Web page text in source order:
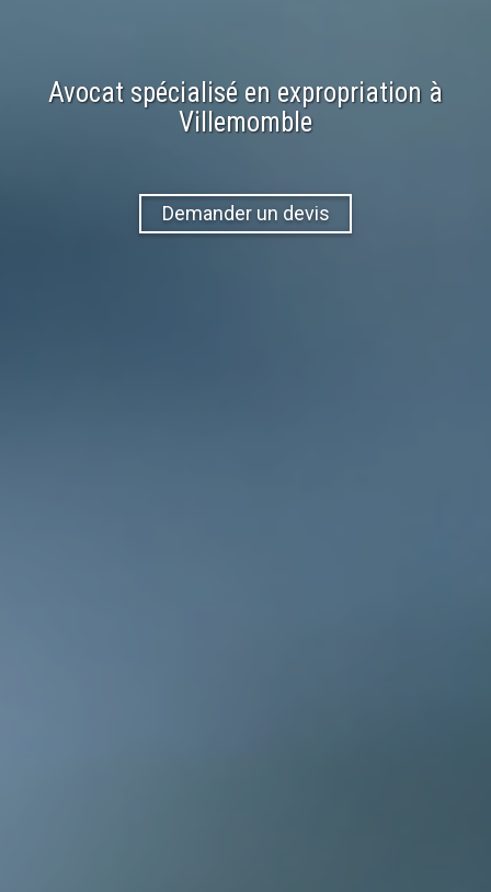
Avocat spécialisé en expropriation à
Villemomble
Demander un devis